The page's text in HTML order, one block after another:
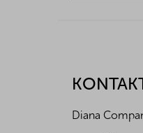
Diana